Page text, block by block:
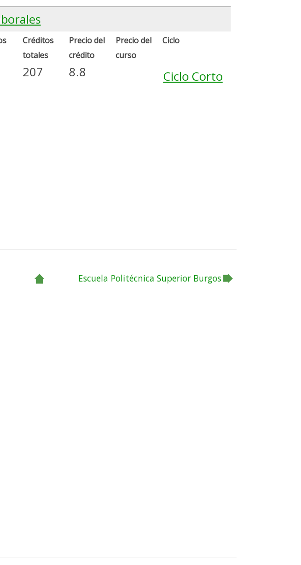
Créditos
totales
Precio del
crédito
Precio del
curso
Ciclo
207 8.8 Ciclo Corto
Escuela Politécnica Superior Burgos